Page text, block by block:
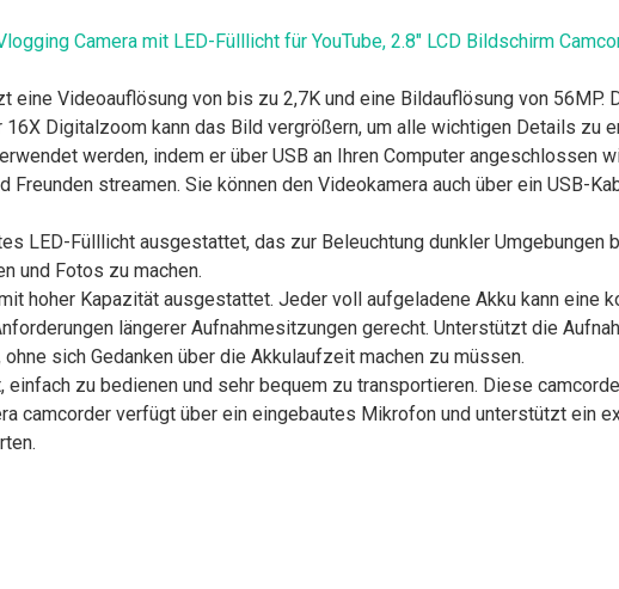
Camera mit LED-Fülllicht für YouTube, 2.8" LCD Bildschirm
eine Videoauflösung von bis zu 2,7K und eine Bildauflösung von 56MP.
Digitalzoom kann das Bild vergrößern, um alle wichtigen Details zu
werden, indem er über USB an Ihren Computer angeschlossen
streamen. Sie können den Videokamera auch über ein USB-
LED-Fülllicht ausgestattet, das zur Beleuchtung dunkler Umgebungen
und Fotos zu machen.
hoher Kapazität ausgestattet. Jeder voll aufgeladene Akku kann eine
längerer Aufnahmesitzungen gerecht. Unterstützt die
sich Gedanken über die Akkulaufzeit machen zu müssen.
zu bedienen und sehr bequem zu transportieren. Diese
camcorder verfügt über ein eingebautes Mikrofon und unterstützt ein